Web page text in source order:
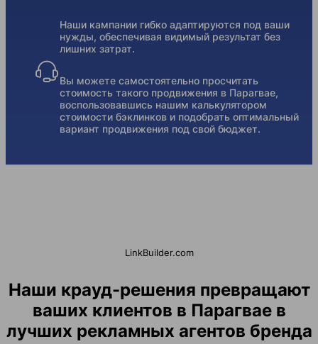
Наши кампании гибко адаптируются под ваши
нужды, обеспечивая видимый результат без
лишних затрат.
Вы можете самостоятельно просчитать
стоимость такого продвижения в Парагвае,
воспользовавшись нашим калькулятором
стоимости бэклинков и подобрать оптимальный
вариант продвижения под свой бюджет.
LinkBuilder.com
Наши крауд-решения превращают
ваших клиентов в Парагвае в
лучших рекламных агентов бренда